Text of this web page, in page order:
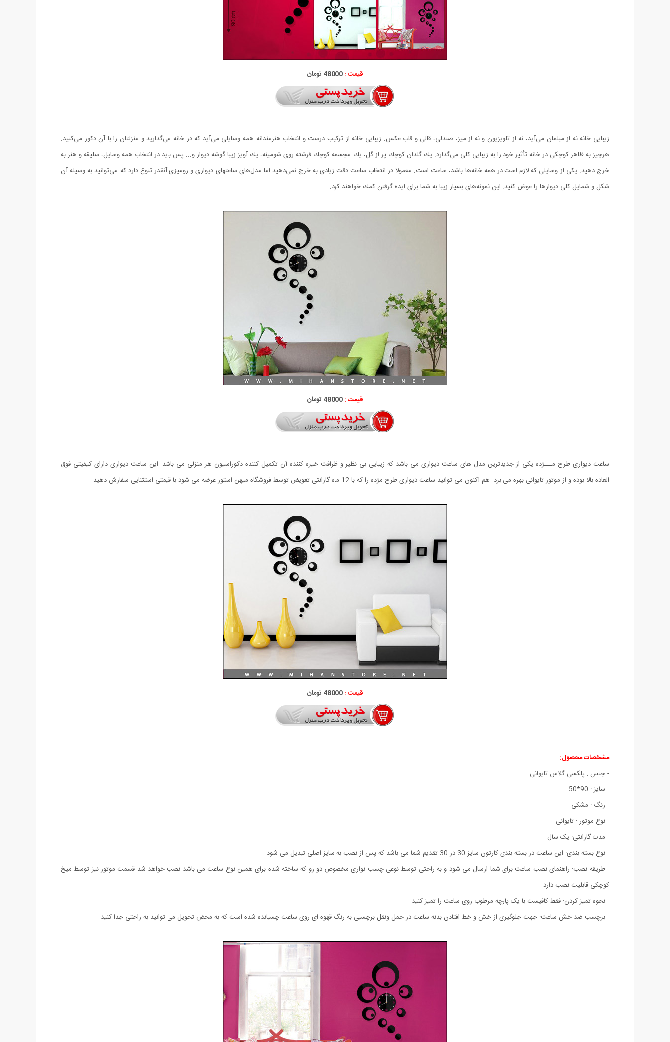
قیمت :48000 تومان
زیبایی خانه نه از مبلمان می‌آید، نه از تلویزیون و نه از میز، صندلی، قالی و قاب عكس. زیبایی خانه از تركیب درست و انتخاب هنرمندانه همه وسایلی می‌آید كه در خانه می‌گذارید و منزلتان را با آن دكور می‌كنید.
هرچیز به ظاهر كوچكی در خانه تأثیر خود را به زیبایی کلی می‌گذارد. یك گلدان كوچك پر از گل، یك مجسمه كوچك فرشته روی شومینه، یك آویز زیبا گوشه دیوار و... پس باید در انتخاب همه وسایل، سلیقه و هنر به
خرج دهید. یكی از وسایلی كه لازم است در همه خانه‌ها باشد، ساعت است. معمولا در انتخاب ساعت دقت زیادی به خرج نمی‌دهید اما مدل‌های ساعتهای دیواری و رومیزی آنقدر تنوع دارد كه می‌توانید به وسیله آن
شكل و شمایل كلی دیوارها را عوض كنید. این نمونه‌های بسیار زیبا به شما برای ایده گرفتن كمك خواهند كرد.
قیمت :48000 تومان
ساعت دیواری طرح مـــژده یکی از جدیدترین مدل های ساعت دیواری می باشد که زیبایی بی نظیر و ظرافت خیره کننده آن تکمیل کننده دکوراسیون هر منزلی می باشد. این ساعت دیواری دارای کیفیتی فوق
العاده بالا بوده و از موتور تایوانی بهره می برد. هم اکنون می توانید ساعت دیواری طرح مژده را که با 12 ماه گارانتی تعویض توسط فروشگاه میهن استور عرضه می شود با قیمتی استثنایی سفارش دهید.
قیمت :48000 تومان
مشخصات محصول:
- جنس : پلکسی گلاس تایوانی
- سایز : 90*50
- رنگ : مشکی
- نوع موتور : تایوانی
- مدت گارانتی: یک سال
- نوع بسته بندی: این ساعت در بسته بندی کارتون سایز 30 در 30 تقدیم شما می باشد که پس از نصب به سایز اصلی تبدیل می شود.
- طریقه نصب: راهنمای نصب ساعت برای شما ارسال می شود و به راحتی توسط نوعی چسب نواری مخصوص دو رو که ساخته شده برای همین نوع ساعت می باشد نصب خواهد شد قسمت موتور نیز توسط میخ
کوچکی قابلیت نصب دارد.
- نحوه تمیز کردن: فقط کافیست با یک پارچه مرطوب روی ساعت را تمیز کنید.
- برچسب ضد خش ساعت: جهت جلوگیری از خش و خط افتادن بدنه ساعت در حمل ونقل برچسبی به رنگ قهوه ای روی ساعت چسبانده شده است که به محض تحویل می توانید به راحتی جدا کنید.